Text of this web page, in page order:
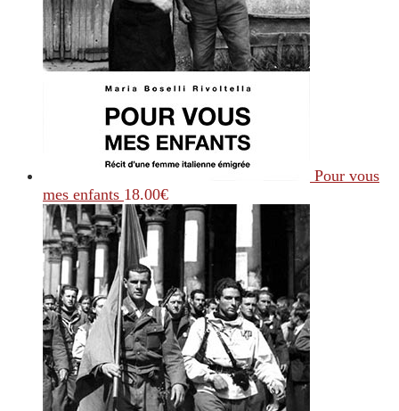
Pour vous
mes enfants 18.00€